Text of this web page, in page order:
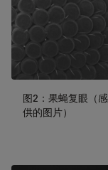
图2：果蝇复眼（
供的图片）